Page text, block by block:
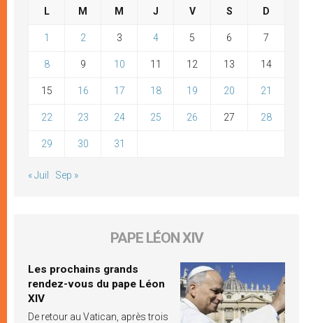
L M M J V S D
1 2 3 4 5 6 7
8 9 10 11 12 13 14
15 16 17 18 19 20 21
22 23 24 25 26 27 28
29 30 31
« Juil Sep »
PAPE LÉON XIV
Les prochains grands
rendez-vous du pape Léon
XIV
De retour au Vatican, après trois